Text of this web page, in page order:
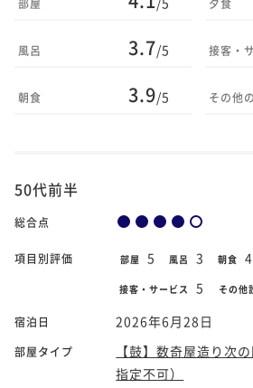
風呂 3.7/5
朝食 3.9/5
接客・
その他
50代前半
総合点
項目別評価 部屋 5 風呂 3 朝食 4
接客・サービス 5 その他
宿泊日 2026年6月28日
部屋タイプ
【鼓】数奇屋造り次
指定不可）